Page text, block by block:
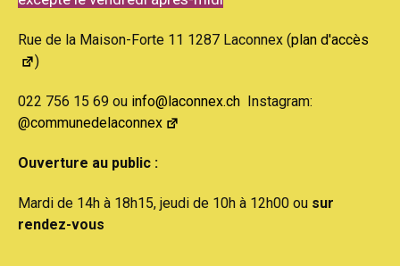
Rue de la Maison-Forte 11 1287 Laconnex (plan d'accès
)
022 756 15 69 ou info@laconnex.ch Instagram:
@communedelaconnex
Ouverture au public :
Mardi de 14h à 18h15, jeudi de 10h à 12h00 ou sur
rendez-vous